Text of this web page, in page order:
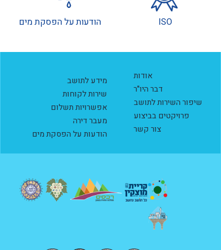
ISO הודעות על הפסקת מים
אודות
דבר היו"ר
שיפור השירות לתושב
פרויקטים בביצוע
צור קשר
מידע לתושב
שירות לקוחות
אפשרויות תשלום
מעבר דירה
הודעות על הפסקת מים